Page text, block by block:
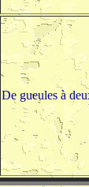
De gueules à